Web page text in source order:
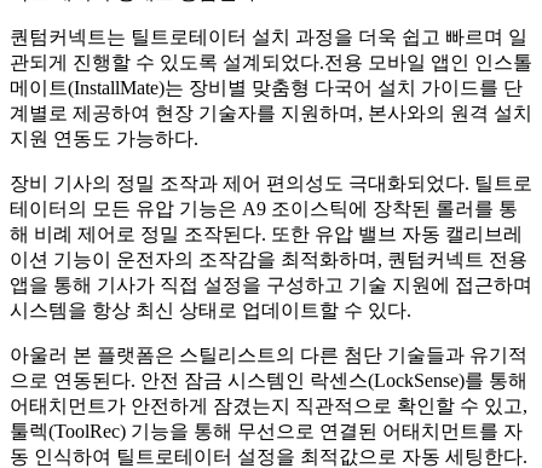
퀀텀커넥트는 틸트로테이터 설치 과정을 더욱 쉽고 빠르며 일
관되게 진행할 수 있도록 설계되었다.전용 모바일 앱인 인스톨
메이트(InstallMate)는 장비별 맞춤형 다국어 설치 가이드를 단
계별로 제공하여 현장 기술자를 지원하며 , 본사와의 원격 설치
지원 연동도 가능하다.
장비 기사의 정밀 조작과 제어 편의성도 극대화되었다. 틸트로
테이터의 모든 유압 기능은 A9 조이스틱에 장착된 롤러를 통
해 비례 제어로 정밀 조작된다. 또한 유압 밸브 자동 캘리브레
이션 기능이 운전자의 조작감을 최적화하며 , 퀀텀커넥트 전용
앱을 통해 기사가 직접 설정을 구성하고 기술 지원에 접근하며
시스템을 항상 최신 상태로 업데이트할 수 있다.
아울러 본 플랫폼은 스틸리스트의 다른 첨단 기술들과 유기적
으로 연동된다. 안전 잠금 시스템인 락센스(LockSense)를 통해
어태치먼트가 안전하게 잠겼는지 직관적으로 확인할 수 있고,
툴렉(ToolRec) 기능을 통해 무선으로 연결된 어태치먼트를 자
동 인식하여 틸트로테이터 설정을 최적값으로 자동 세팅한다.